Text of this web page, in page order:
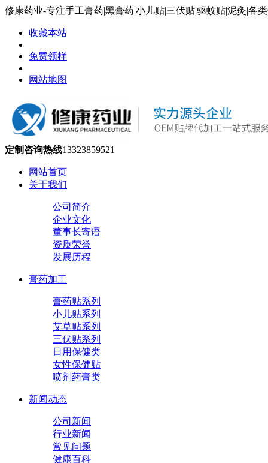
修康药业-专注手工膏药|黑膏药|小儿贴|三伏贴|驱蚊贴|泥灸|各
收藏本站
免费领样
网站地图
定制咨询热线13323859521
网站首页
关于我们
公司简介
企业文化
董事长寄语
资质荣誉
发展历程
膏药加工
膏药贴系列
小儿贴系列
艾草贴系列
三伏贴系列
日用保健类
女性保健贴
喷剂药膏类
新闻动态
公司新闻
行业新闻
常见问题
健康百科